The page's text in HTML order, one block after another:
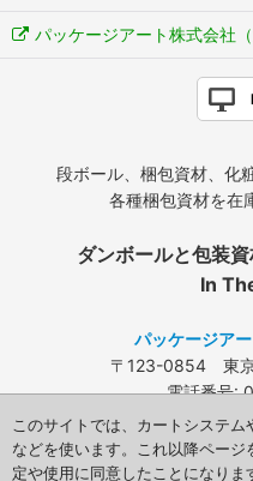
パッケージアート株式会社
段ボール、梱包資材、化
各種梱包資材を在
ダンボールと包装
In
パッケージア
〒123-0854 東京
電話番号:
FAX:
メールアドレス:
Copyright (C) 2008
このサイトでは、カートシステ
などを使います。これ以降ペー
定や使用に同意したことになりま